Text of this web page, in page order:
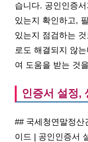
습니다. 공인인증
있는지 확인하고,
있는지 점검하는
로도 해결되지 않
여 도움을 받는 것
인증서 설정,
## 국세청연말정
이드 | 공인인증서